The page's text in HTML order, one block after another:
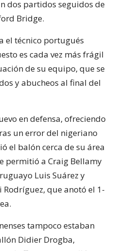
dos partidos seguidos de
Bridge.
el técnico portugués
es cada vez más frágil
de su equipo, que se
y abucheos al final del
en defensa, ofreciendo
un error del nigeriano
el balón cerca de su área
permitió a Craig Bellamy
Luis Suárez y
que anotó el 1-
tampoco estaban
Didier Drogba,